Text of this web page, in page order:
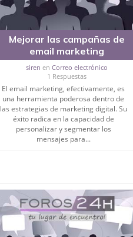
Mejorar las campañas de
email marketing
siren enCorreo electrónico
1 Respuestas
El email marketing, efectivamente, es
una herramienta poderosa dentro de
las estrategias de marketing digital. Su
éxito radica en la capacidad de
personalizar y segmentar los
mensajes para...